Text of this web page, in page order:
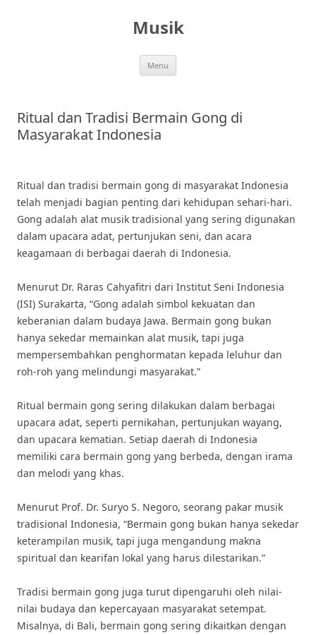
Musik
Menu
Ritual dan Tradisi Bermain Gong di
Masyarakat Indonesia
Ritual dan tradisi bermain gong di masyarakat Indonesia
telah menjadi bagian penting dari kehidupan sehari-hari.
Gong adalah alat musik tradisional yang sering digunakan
dalam upacara adat, pertunjukan seni, dan acara
keagamaan di berbagai daerah di Indonesia.
Menurut Dr. Raras Cahyafitri dari Institut Seni Indonesia
(ISI) Surakarta, “Gong adalah simbol kekuatan dan
keberanian dalam budaya Jawa. Bermain gong bukan
hanya sekedar memainkan alat musik, tapi juga
mempersembahkan penghormatan kepada leluhur dan
roh-roh yang melindungi masyarakat.”
Ritual bermain gong sering dilakukan dalam berbagai
upacara adat, seperti pernikahan, pertunjukan wayang,
dan upacara kematian. Setiap daerah di Indonesia
memiliki cara bermain gong yang berbeda, dengan irama
dan melodi yang khas.
Menurut Prof. Dr. Suryo S. Negoro, seorang pakar musik
tradisional Indonesia, “Bermain gong bukan hanya sekedar
keterampilan musik, tapi juga mengandung makna
spiritual dan kearifan lokal yang harus dilestarikan.”
Tradisi bermain gong juga turut dipengaruhi oleh nilai-
nilai budaya dan kepercayaan masyarakat setempat.
Misalnya, di Bali, bermain gong sering dikaitkan dengan